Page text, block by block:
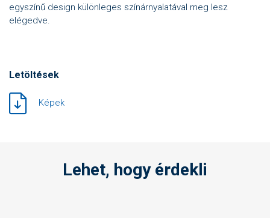
egyszínű design különleges színárnyalatával meg lesz
elégedve.
Letöltések
Képek
Lehet, hogy érdekli